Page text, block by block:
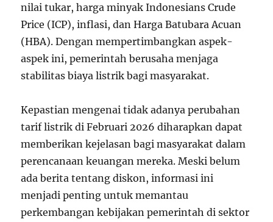
nilai tukar, harga minyak Indonesians Crude
Price (ICP), inflasi, dan Harga Batubara Acuan
(HBA). Dengan mempertimbangkan aspek-
aspek ini, pemerintah berusaha menjaga
stabilitas biaya listrik bagi masyarakat.
Kepastian mengenai tidak adanya perubahan
tarif listrik di Februari 2026 diharapkan dapat
memberikan kejelasan bagi masyarakat dalam
perencanaan keuangan mereka. Meski belum
ada berita tentang diskon, informasi ini
menjadi penting untuk memantau
perkembangan kebijakan pemerintah di sektor